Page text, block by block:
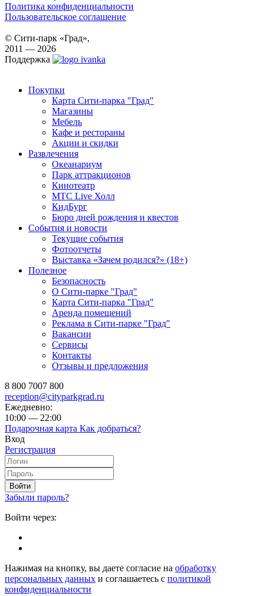
Политика конфиденциальности
Пользовательское соглашение
© Сити-парк «Град»,
2011 — 2026
Поддержка
Покупки
Карта Сити-парка "Град"
Магазины
Мебель
Кафе и рестораны
Акции и скидки
Развлечения
Океанариум
Парк аттракционов
Кинотеатр
МТС Live Холл
КидБург
Бюро дней рождения и квестов
События и новости
Текущие события
Фотоотчеты
Выставка «Зачем родился?» (18+)
Полезное
Безопасность
О Сити-парке "Град"
Карта Сити-парка "Град"
Аренда помещений
Реклама в Сити-парке "Град"
Вакансии
Сервисы
Контакты
Отзывы и предложения
8 800 7007 800
reception@cityparkgrad.ru
Ежедневно:
10:00 — 22:00
Подарочная карта Как добраться?
Вход
Регистрация
Войти
Забыли пароль?
Войти через:
Нажимая на кнопку, вы даете согласие на обработку
персональных данных и соглашаетесь с политикой
конфиденциальности